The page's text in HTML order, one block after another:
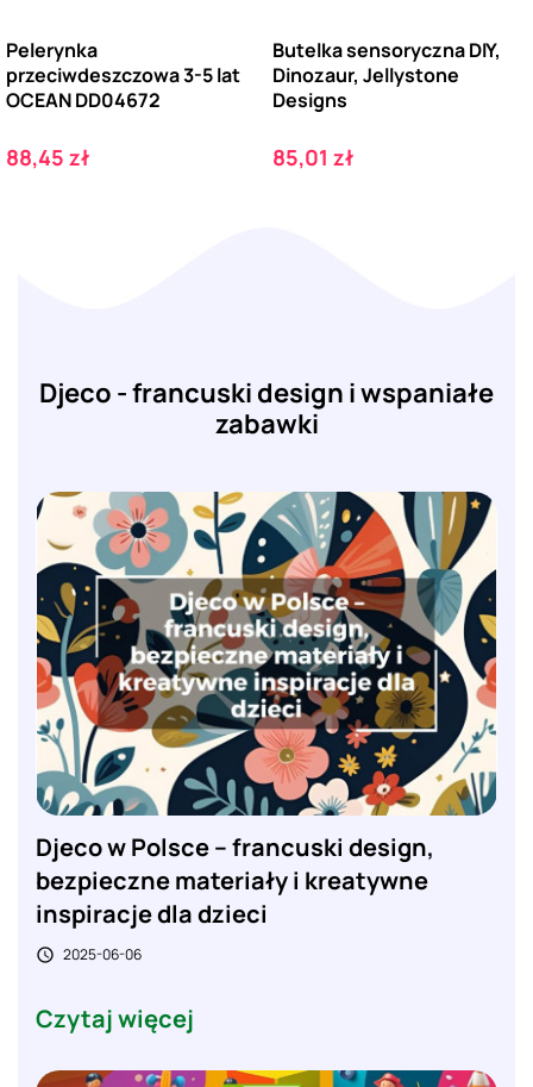
Pelerynka
przeciwdeszczowa 3-5 lat
OCEAN DD04672
Cena
88,45 zł
Butelka sensoryczna DIY,
Dinozaur, Jellystone
Designs
Cena
85,01 zł
Djeco - francuski design i wspaniałe
zabawki
Djeco w Polsce – francuski design,
bezpieczne materiały i kreatywne
inspiracje dla dzieci
 2025-06-06
Czytaj więcej